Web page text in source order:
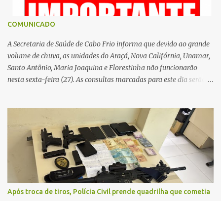
COMUNICADO
A Secretaria de Saúde de Cabo Frio informa que devido ao grande
volume de chuva, as unidades do Araçá, Nova Califórnia, Unamar,
Santo Antônio, Maria Joaquina e Florestinha não funcionarão
nesta sexta-feira (27). As consultas marcadas para este dia serão
Contamos com a compreensão de toda população, pois se trata de
uma situação climática que foge ao controle da administração
pública.
Após troca de tiros, Polícia Civil prende quadrilha que cometia